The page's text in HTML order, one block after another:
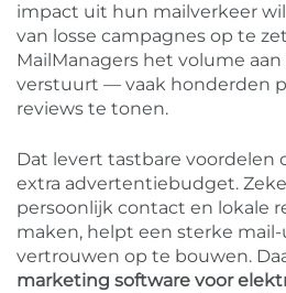
impact uit hun mailverkeer
van losse campagnes op te
MailManagers het volume aan
verstuurt — vaak honderden
reviews te tonen.
Dat levert tastbare voordelen
extra advertentiebudget.
persoonlijk contact en lokale
maken, helpt een sterke
vertrouwen op te bouwen.
marketing software voor